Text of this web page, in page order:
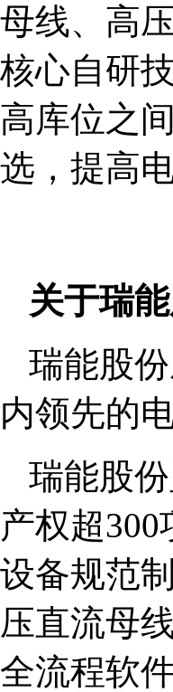
母线、高
核心自研
高库位之
选，提高
关于瑞
瑞能股
内领先的
瑞能股
产权超
设备规范
压直流母
全流程软